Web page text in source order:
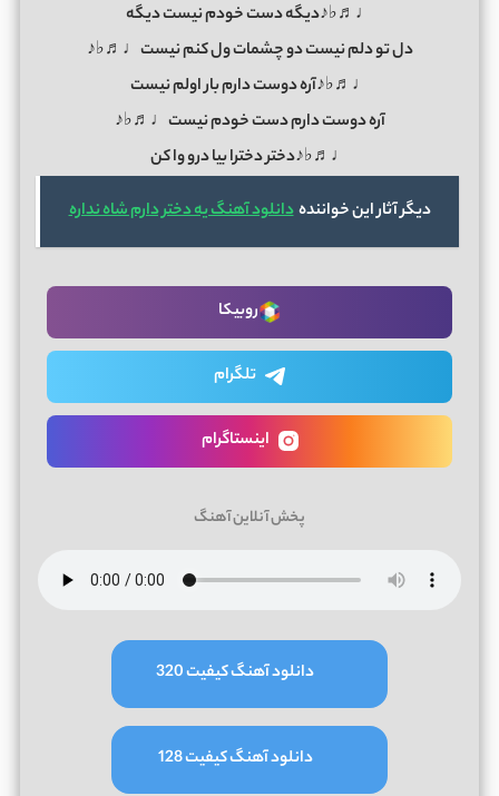
♩♬♭♪دیگه دست خودم نیست دیگه
دل تو دلم نیست دو چشمات ول کنم نیست♩♬♭♪
♩♬♭♪آره دوست دارم بار اولم نیست
آره دوست دارم دست خودم نیست♩♬♭♪
♩♬♭♪دختر دخترا بیا درو وا کن
دیگر آثار این خوانندهدانلود آهنگ یه دختر دارم شاه نداره
روبیکا
تلگرام
اینستاگرام
پخش آنلاین آهنگ
دانلود آهنگ کیفیت 320
دانلود آهنگ کیفیت 128